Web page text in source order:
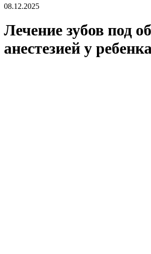
08.12.2025
Лечение зубов под
анестезией у